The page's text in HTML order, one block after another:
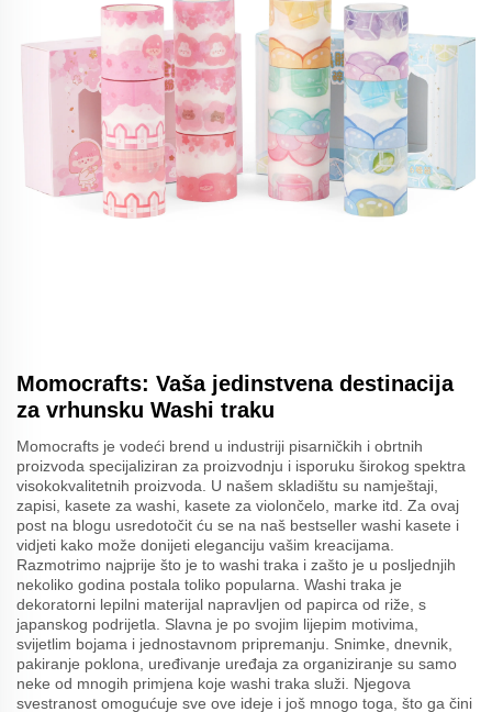
Momocrafts: Vaša jedinstvena destinacija
za vrhunsku Washi traku
Momocrafts je vodeći brend u industriji pisarničkih i obrtnih
proizvoda specijaliziran za proizvodnju i isporuku širokog spektra
visokokvalitetnih proizvoda. U našem skladištu su namještaji,
zapisi, kasete za washi, kasete za violončelo, marke itd. Za ovaj
post na blogu usredotočit ću se na naš bestseller washi kasete i
vidjeti kako može donijeti eleganciju vašim kreacijama.
Razmotrimo najprije što je to washi traka i zašto je u posljednjih
nekoliko godina postala toliko popularna. Washi traka je
dekoratorni lepilni materijal napravljen od papirca od riže, s
japanskog podrijetla. Slavna je po svojim lijepim motivima,
svijetlim bojama i jednostavnom pripremanju. Snimke, dnevnik,
pakiranje poklona, uređivanje uređaja za organiziranje su samo
neke od mnogih primjena koje washi traka služi. Njegova
svestranost omogućuje sve ove ideje i još mnogo toga, što ga čini